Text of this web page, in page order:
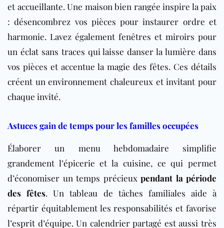
et accueillante. Une maison bien rangée inspire la paix
: désencombrez vos pièces pour instaurer ordre et
harmonie. Lavez également fenêtres et miroirs pour
un éclat sans traces qui laisse danser la lumière dans
vos pièces et accentue la magie des fêtes. Ces détails
créent un environnement chaleureux et invitant pour
chaque invité.
Astuces gain de temps pour les familles occupées
Élaborer un menu hebdomadaire simplifie
grandement l’épicerie et la cuisine, ce qui permet
d’économiser un temps précieux pendant la période
des fêtes. Un tableau de tâches familiales aide à
répartir équitablement les responsabilités et favorise
l’esprit d’équipe. Un calendrier partagé est aussi très